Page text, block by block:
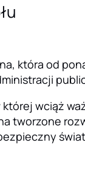
która od
wciąż
tworzone